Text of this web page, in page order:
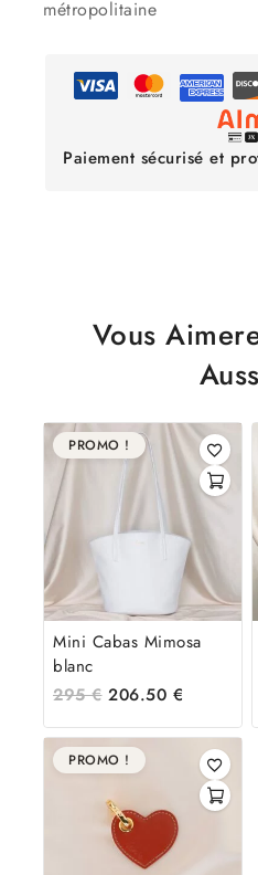
métropolitaine
Paiement sécurisé et
Vous
PROMO !
Mini Cabas Mimosa
blanc
295€ 206.50 €
PROMO !